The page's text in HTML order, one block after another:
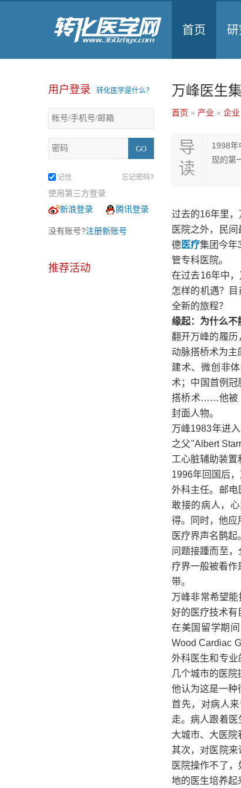
首页 研
用户登录 转化医学是什么？
记住 忘记密码?
使用第三方登录
新浪登录
腾讯登录
没有账号?注册新账号
推荐活动
万峰医生
首页 » 产业 » 企业
导
读
1998年
现的第
过去的16年里
医院之外，民
德医疗集团今年
管专科医院。
在过去16年中
怎样的机遇？
全新的旅程？
缘起：为什么不
翻开万峰的履
动脉搭桥术为主
建术、微创非
术；中国首例
搭桥术……他被
封面人物。
万峰1983年进
之父"Albert
工心脏辅助装置
1996年回国后
外科主任。邮电
敢接的病人，
得。同时，他应
医疗界声名鹊起
问题接踵而至
疗界一般被看作
带。
万峰非常希望
好的医疗技术有
在美国留学期
Wood Cardiac
外科医生和专业
几个城市的医院
他认为这是一种
首先，对病人
走。病人跟着
大城市、大医院
其次，对医院来
医院操作不了
地的医生培养起